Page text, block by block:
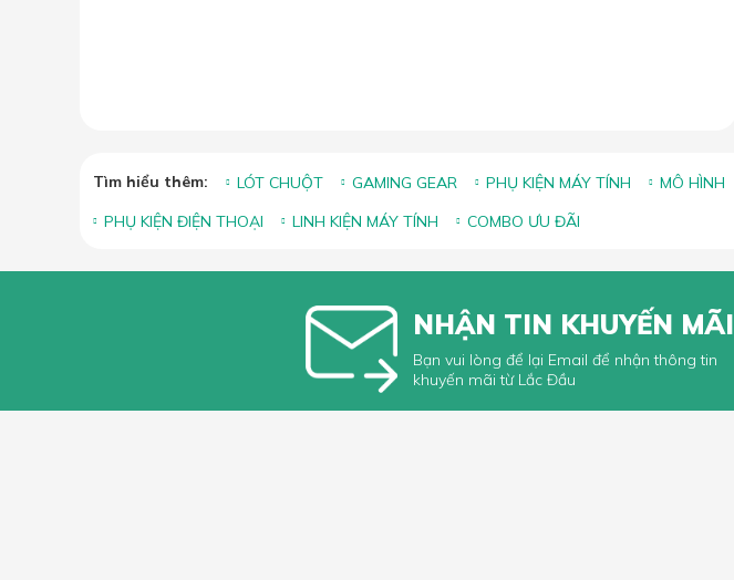
Tìm hiểu thêm: LÓT CHUỘT GAMING GEAR PHỤ KIỆN MÁY TÍNH MÔ HÌNH
PHỤ KIỆN ĐIỆN THOẠI
LINH KIỆN MÁY TÍNH COMBO ƯU ĐÃI
NHẬN TIN KHUYẾN MÃI
Bạn vui lòng để lại Email để nhận thông tin
khuyến mãi từ Lắc Đầu